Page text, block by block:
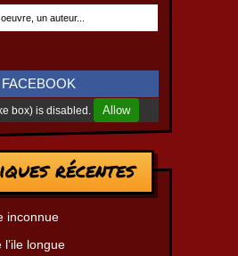
FACEBOOK
box) is disabled. Allow
récentes
inconnue
longue